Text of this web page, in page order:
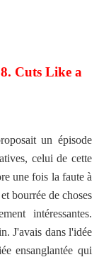
Cuts Like a
un épisode
celui de cette
une fois la faute à
bourrée de choses
intéressantes.
J'avais dans l'idée
ensanglantée qui